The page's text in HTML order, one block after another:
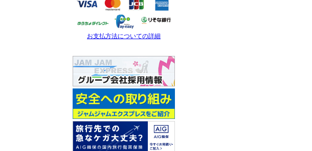
お支払方法についての詳細